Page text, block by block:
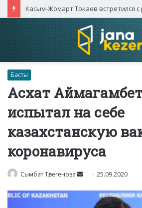
Басты
Асхат
испытал на себе
казахстанскую
коронавируса
Сымбат Төлегенова
Send 25.09.2020